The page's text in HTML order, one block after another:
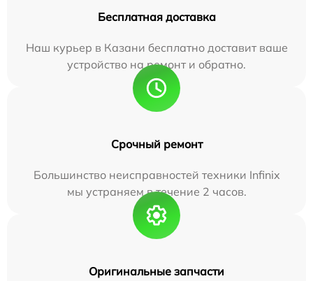
Бесплатная доставка
Наш курьер в Казани бесплатно доставит ваше
устройство на ремонт и обратно.
Срочный ремонт
Большинство неисправностей техники Infinix
мы устраняем в течение 2 часов.
Оригинальные запчасти